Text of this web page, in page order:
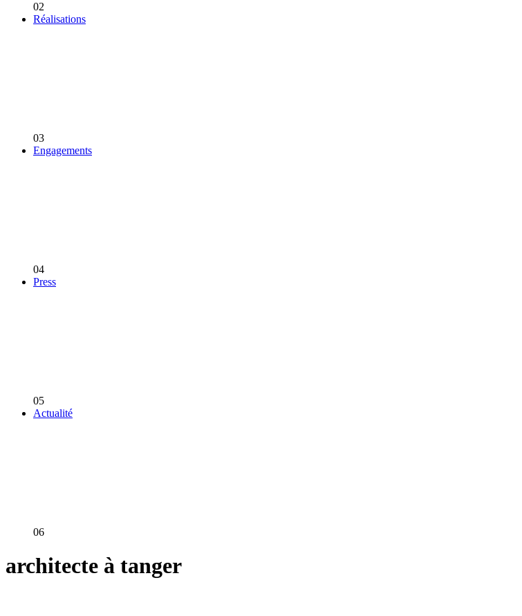
02
Réalisations
03
Engagements
04
Press
05
Actualité
06
architecte à tanger